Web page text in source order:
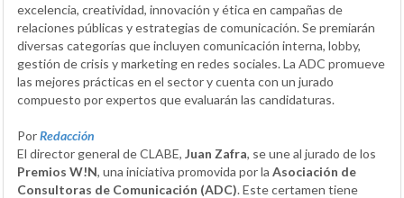
excelencia, creatividad, innovación y ética en campañas de
relaciones públicas y estrategias de comunicación. Se premiarán
diversas categorías que incluyen comunicación interna, lobby,
gestión de crisis y marketing en redes sociales. La ADC promueve
las mejores prácticas en el sector y cuenta con un jurado
compuesto por expertos que evaluarán las candidaturas.
PorRedacción
El director general de CLABE, Juan Zafra, se une al jurado de los
Premios W!N, una iniciativa promovida por la Asociación de
Consultoras de Comunicación (ADC). Este certamen tiene